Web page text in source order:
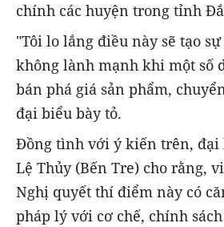
chính các huyện trong tỉnh
"Tôi lo lắng điều này sẽ tạo
không lành mạnh khi một số
bán phá giá sản phẩm,
đại biểu bày tỏ.
Đồng tình với ý kiến trên, đại
Lệ Thủy (Bến Tre) cho rằng,
Nghị quyết thí điểm này có
pháp lý với cơ chế, chính